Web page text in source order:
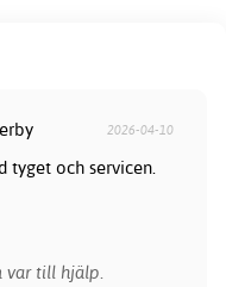
2026-04-10
tyget och servicen.
var till hjälp.